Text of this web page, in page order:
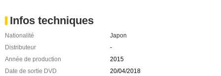
Infos techniques
Nationalité
Japon
Distributeur
-
Année de production
2015
Date de sortie DVD
20/04/2018